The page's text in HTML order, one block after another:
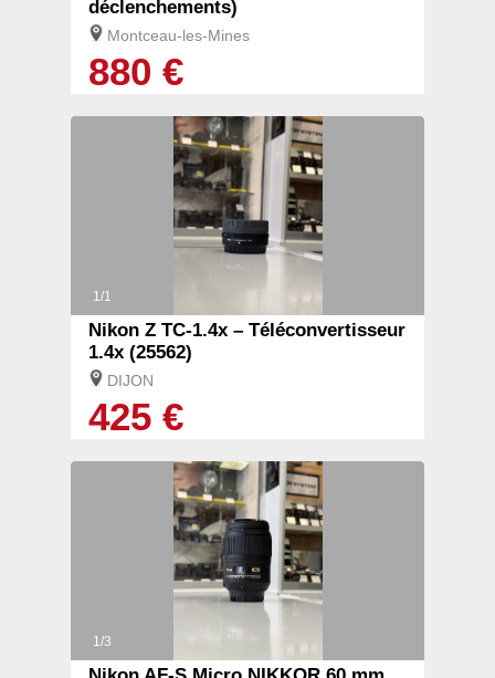
déclenchements)
Montceau-les-Mines
880 €
1/1
Nikon Z TC-1.4x – Téléconvertisseur
1.4x (25562)
DIJON
425 €
1/3